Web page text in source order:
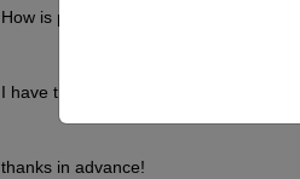
How is possible to convert the double
I have tried some things but I get an
thanks in advance!